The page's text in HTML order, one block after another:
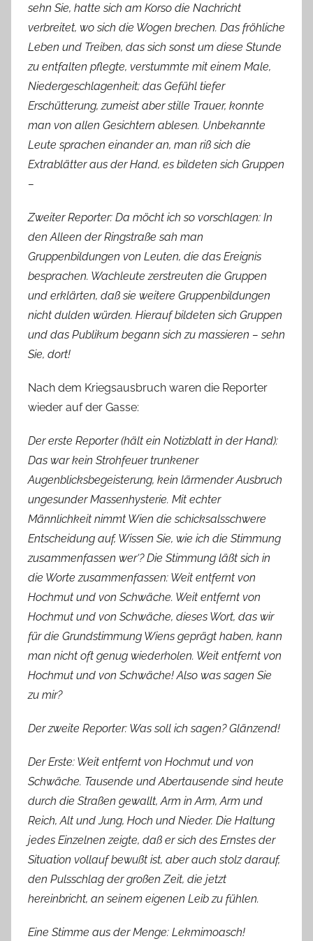
sehn Sie, hatte sich am Korso die Nachricht
verbreitet, wo sich die Wogen brechen. Das fröhliche
Leben und Treiben, das sich sonst um diese Stunde
zu entfalten pflegte, verstummte mit einem Male,
Niedergeschlagenheit; das Gefühl tiefer
Erschütterung, zumeist aber stille Trauer, konnte
man von allen Gesichtern ablesen. Unbekannte
Leute sprachen einander an, man riß sich die
Extrablätter aus der Hand, es bildeten sich Gruppen
–
Zweiter Reporter: Da möcht ich so vorschlagen: In
den Alleen der Ringstraße sah man
Gruppenbildungen von Leuten, die das Ereignis
besprachen. Wachleute zerstreuten die Gruppen
und erklärten, daß sie weitere Gruppenbildungen
nicht dulden würden. Hierauf bildeten sich Gruppen
und das Publikum begann sich zu massieren – sehn
Sie, dort!
Nach dem Kriegsausbruch waren die Reporter
wieder auf der Gasse:
Der erste Reporter (hält ein Notizblatt in der Hand):
Das war kein Strohfeuer trunkener
Augenblicksbegeisterung, kein lärmender Ausbruch
ungesunder Massenhysterie. Mit echter
Männlichkeit nimmt Wien die schicksalsschwere
Entscheidung auf, Wissen Sie, wie ich die Stimmung
zusammenfassen wer‘? Die Stimmung läßt sich in
die Worte zusammenfassen: Weit entfernt von
Hochmut und von Schwäche. Weit entfernt von
Hochmut und von Schwäche, dieses Wort, das wir
für die Grundstimmung Wiens geprägt haben, kann
man nicht oft genug wiederholen. Weit entfernt von
Hochmut und von Schwäche! Also was sagen Sie
zu mir?
Der zweite Reporter: Was soll ich sagen? Glänzend!
Der Erste: Weit entfernt von Hochmut und von
Schwäche. Tausende und Abertausende sind heute
durch die Straßen gewallt, Arm in Arm, Arm und
Reich, Alt und Jung, Hoch und Nieder. Die Haltung
jedes Einzelnen zeigte, daß er sich des Ernstes der
Situation vollauf bewußt ist, aber auch stolz darauf,
den Pulsschlag der großen Zeit, die jetzt
hereinbricht, an seinem eigenen Leib zu fühlen.
Eine Stimme aus der Menge: Lekmimoasch!